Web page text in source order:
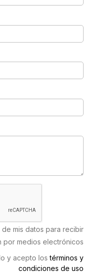
mis datos para recibir
por medios electrónicos
y acepto lostérminos y
condiciones de uso